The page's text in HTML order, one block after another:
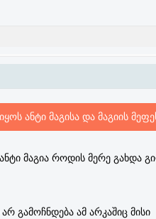
ანტი მაგისა და მაგიის
მაგია როდის მერე გახდა
გამოჩნდება ამ არკაშიც მისი